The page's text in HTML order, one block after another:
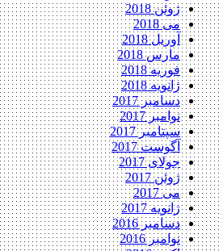
ژوئن 2018
می 2018
آوریل 2018
مارس 2018
فوریه 2018
ژانویه 2018
دسامبر 2017
نوامبر 2017
سپتامبر 2017
آگوست 2017
جولای 2017
ژوئن 2017
می 2017
ژانویه 2017
دسامبر 2016
نوامبر 2016